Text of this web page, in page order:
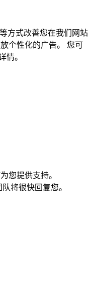
方式改善您在我们网站
个性化的广告。 您可
情。
您提供支持。
将很快回复您。